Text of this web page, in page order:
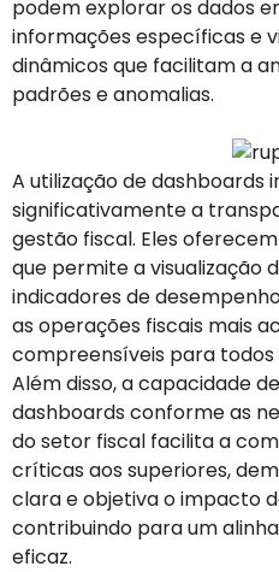
podem explorar os dados
informações específicas e
dinâmicos que facilitam a
padrões e anomalias.
A utilização de dashboards
significativamente a
gestão fiscal. Eles
que permite a visualização
indicadores de
as operações fiscais mais
compreensíveis para todos
Além disso, a capacidade
dashboards conforme as
do setor fiscal facilita a
críticas aos superiores,
clara e objetiva o impacto
contribuindo para um
eficaz.